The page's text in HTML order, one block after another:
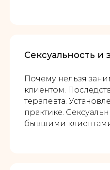
Сексуальность и
Почему нельзя
клиентом.
терапевта.
практике.
бывшими